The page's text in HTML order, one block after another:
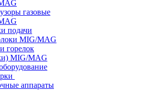
газовые
подачи
MIG/MAG
горелок
MIG/MAG
аппараты